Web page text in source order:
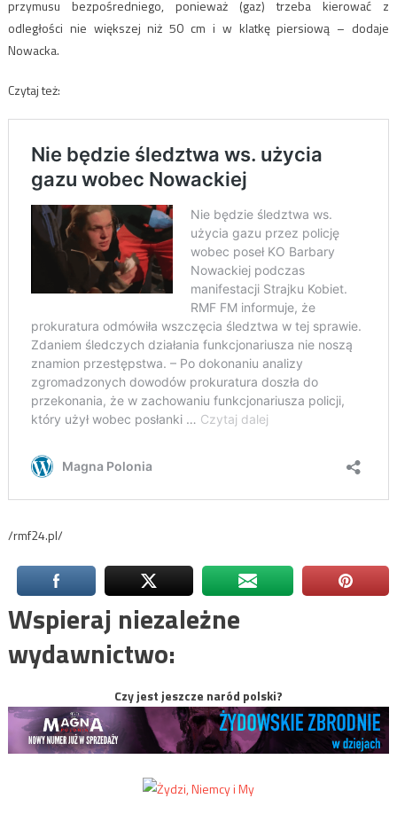
przymusu bezpośredniego, ponieważ (gaz) trzeba kierować z
odległości nie większej niż 50 cm i w klatkę piersiową – dodaje
Nowacka.
Czytaj też:
/rmf24.pl/
Wspieraj niezależne
wydawnictwo:
Czy jest jeszcze naród polski?